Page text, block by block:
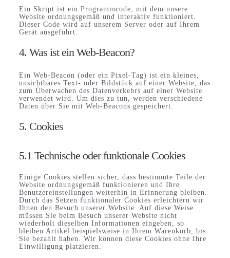
Ein Skript ist ein Programmcode, mit dem unsere
Website ordnungsgemäß und interaktiv funktioniert.
Dieser Code wird auf unserem Server oder auf Ihrem
Gerät ausgeführt.
4. Was ist ein Web-Beacon?
Ein Web-Beacon (oder ein Pixel-Tag) ist ein kleines,
unsichtbares Text- oder Bildstück auf einer Website, das
zum Überwachen des Datenverkehrs auf einer Website
verwendet wird. Um dies zu tun, werden verschiedene
Daten über Sie mit Web-Beacons gespeichert.
5. Cookies
5.1 Technische oder funktionale Cookies
Einige Cookies stellen sicher, dass bestimmte Teile der
Website ordnungsgemäß funktionieren und Ihre
Benutzereinstellungen weiterhin in Erinnerung bleiben.
Durch das Setzen funktionaler Cookies erleichtern wir
Ihnen den Besuch unserer Website. Auf diese Weise
müssen Sie beim Besuch unserer Website nicht
wiederholt dieselben Informationen eingeben, so
bleiben Artikel beispielsweise in Ihrem Warenkorb, bis
Sie bezahlt haben. Wir können diese Cookies ohne Ihre
Einwilligung platzieren.